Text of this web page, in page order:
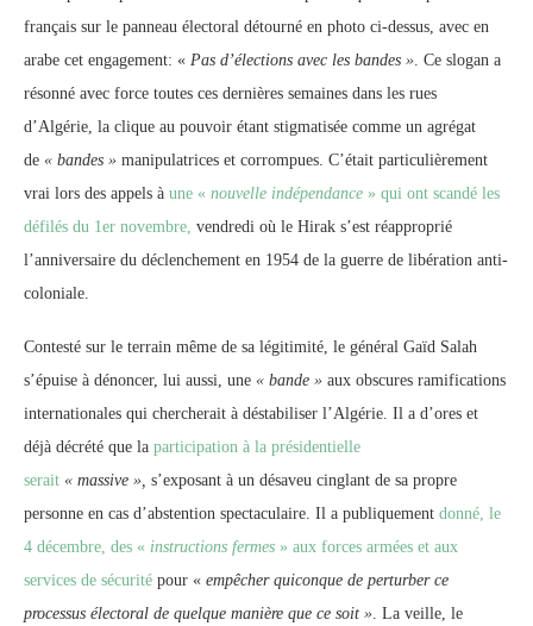
français sur le panneau électoral détourné en photo ci-dessus, avec en
arabe cet engagement: « Pas d’élections avec les bandes » . Ce slogan a
résonné avec force toutes ces dernières semaines dans les rues
d’Algérie, la clique au pouvoir étant stigmatisée comme un agrégat
de « bandes » manipulatrices et corrompues. C’était particulièrement
vrai lors des appels à une « nouvelle indépendance » qui ont scandé les
défilés du 1er novembre, vendredi où le Hirak s’est réapproprié
l’anniversaire du déclenchement en 1954 de la guerre de libération anti-
coloniale.
Contesté sur le terrain même de sa légitimité, le général Gaïd Salah
s’épuise à dénoncer, lui aussi, une « bande » aux obscures ramifications
internationales qui chercherait à déstabiliser l’Algérie. Il a d’ores et
déjà décrété que la participation à la présidentielle
serait « massive », s’exposant à un désaveu cinglant de sa propre
personne en cas d’abstention spectaculaire. Il a publiquement donné, le
4 décembre, des « instructions fermes » aux forces armées et aux
services de sécurité pour « empêcher quiconque de perturber ce
processus électoral de quelque manière que ce soit » . La veille, le